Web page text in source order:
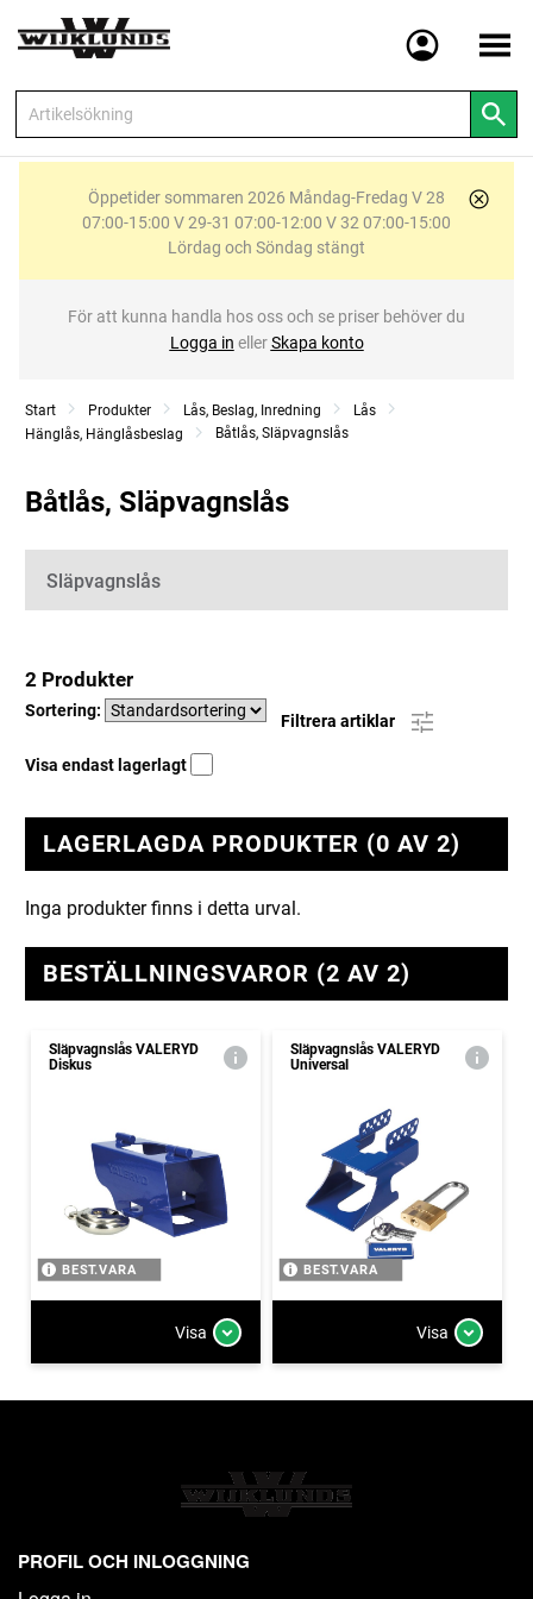
Meny
Öppetider sommaren 2026 Måndag-Fredag V 28
07:00-15:00 V 29-31 07:00-12:00 V 32 07:00-15:00
Lördag och Söndag stängt
För att kunna handla hos oss och se priser behöver du
Logga in ellerSkapa konto
Start Produkter Lås, Beslag, Inredning
Lås
Hänglås, Hänglåsbeslag
Båtlås, Släpvagnslås
Båtlås, Släpvagnslås
Kategorier
Släpvagnslås
2 Produkter
Sortering:
Filtrera artiklar
Visa endast lagerlagt
LAGERLAGDA PRODUKTER (0 AV 2)
Inga produkter finns i detta urval.
BESTÄLLNINGSVAROR (2 AV 2)
Släpvagnslås VALERYD
Diskus
BEST.VARA
Visa
Släpvagnslås VALERYD
Universal
BEST.VARA
Visa
PROFIL OCH INLOGGNING